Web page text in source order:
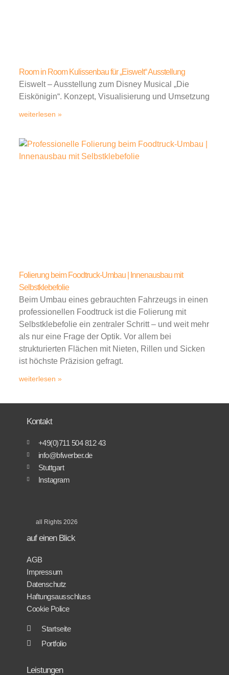
Room in Room Kulissenbau für „Eiswelt“ Ausstellung
Eiswelt – Ausstellung zum Disney Musical „Die
Eiskönigin“. Konzept, Visualisierung und Umsetzung
weiterlesen »
Folierung beim Foodtruck-Umbau | Innenausbau mit
Selbstklebefolie
Beim Umbau eines gebrauchten Fahrzeugs in einen
professionellen Foodtruck ist die Folierung mit
Selbstklebefolie ein zentraler Schritt – und weit mehr
als nur eine Frage der Optik. Vor allem bei
strukturierten Flächen mit Nieten, Rillen und Sicken
ist höchste Präzision gefragt.
weiterlesen »
Kontakt
+49(0)711 504 812 43
info@bfwerber.de
Stuttgart
Instagram
all Rights 2026
auf einen Blick
AGB
Impressum
Datenschutz
Haftungsausschluss
Cookie Police
Startseite
Portfolio
Leistungen